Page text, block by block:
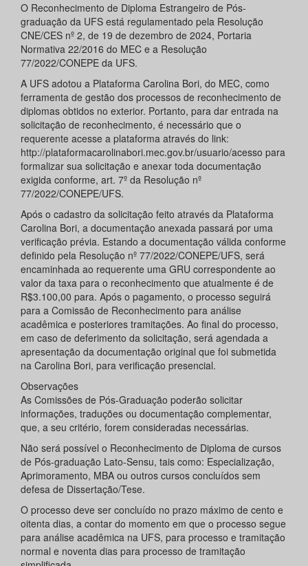
O Reconhecimento de Diploma Estrangeiro de Pós-
graduação da UFS está regulamentado pela Resolução
CNE/CES nº 2, de 19 de dezembro de 2024, Portaria
Normativa 22/2016 do MEC e a Resolução
77/2022/CONEPE da UFS.
A UFS adotou a Plataforma Carolina Bori, do MEC, como
ferramenta de gestão dos processos de reconhecimento de
diplomas obtidos no exterior. Portanto, para dar entrada na
solicitação de reconhecimento, é necessário que o
requerente acesse a plataforma através do link:
http://plataformacarolinabori.mec.gov.br/usuario/acesso para
formalizar sua solicitação e anexar toda documentação
exigida conforme, art. 7º da Resolução nº
77/2022/CONEPE/UFS.
Após o cadastro da solicitação feito através da Plataforma
Carolina Bori, a documentação anexada passará por uma
verificação prévia. Estando a documentação válida conforme
definido pela Resolução nº 77/2022/CONEPE/UFS, será
encaminhada ao requerente uma GRU correspondente ao
valor da taxa para o reconhecimento que atualmente é de
R$3.100,00 para. Após o pagamento, o processo seguirá
para a Comissão de Reconhecimento para análise
acadêmica e posteriores tramitações. Ao final do processo,
em caso de deferimento da solicitação, será agendada a
apresentação da documentação original que foi submetida
na Carolina Bori, para verificação presencial.
Observações
As Comissões de Pós-Graduação poderão solicitar
informações, traduções ou documentação complementar,
que, a seu critério, forem consideradas necessárias.
Não será possível o Reconhecimento de Diploma de cursos
de Pós-graduação Lato-Sensu, tais como: Especialização,
Aprimoramento, MBA ou outros cursos concluídos sem
defesa de Dissertação/Tese.
O processo deve ser concluído no prazo máximo de cento e
oitenta dias, a contar do momento em que o processo segue
para análise acadêmica na UFS, para processo e tramitação
normal e noventa dias para processo de tramitação